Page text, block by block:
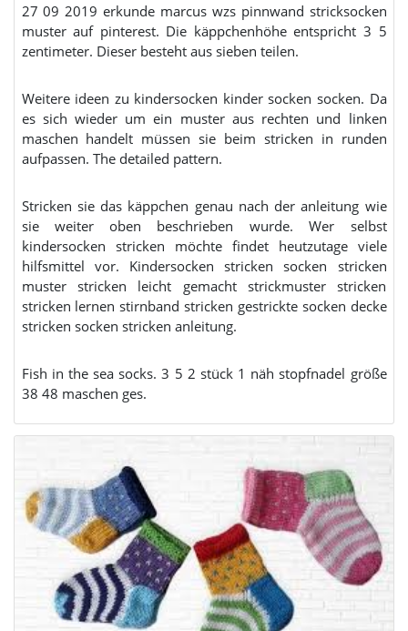
27 09 2019 erkunde marcus wzs pinnwand stricksocken
muster auf pinterest. Die käppchenhöhe entspricht 3 5
zentimeter. Dieser besteht aus sieben teilen.
Weitere ideen zu kindersocken kinder socken socken. Da
es sich wieder um ein muster aus rechten und linken
maschen handelt müssen sie beim stricken in runden
aufpassen. The detailed pattern.
Stricken sie das käppchen genau nach der anleitung wie
sie weiter oben beschrieben wurde. Wer selbst
kindersocken stricken möchte findet heutzutage viele
hilfsmittel vor. Kindersocken stricken socken stricken
muster stricken leicht gemacht strickmuster stricken
stricken lernen stirnband stricken gestrickte socken decke
stricken socken stricken anleitung.
Fish in the sea socks. 3 5 2 stück 1 näh stopfnadel größe
38 48 maschen ges.